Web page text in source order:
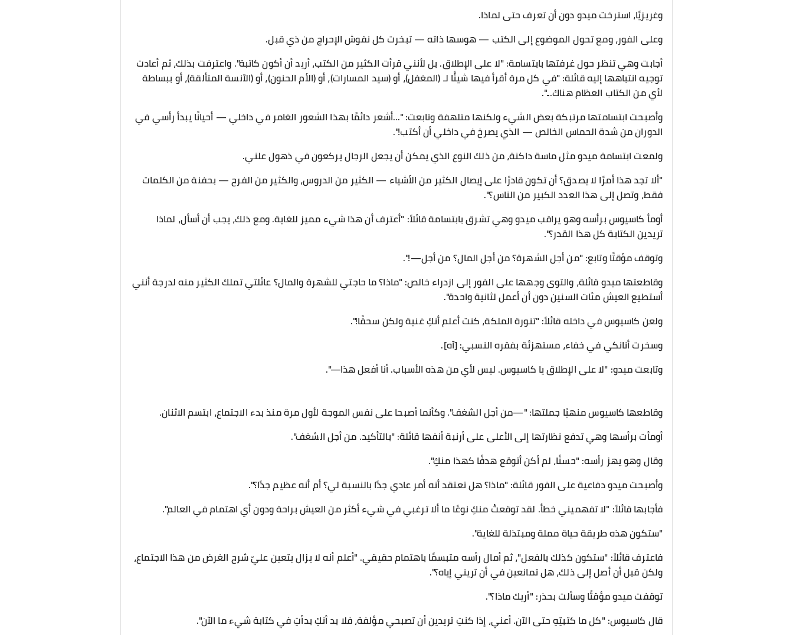
وغريزيًا، استرخت ميدو دون أن تعرف حتى لماذا.
وعلى الفور، ومع تحول الموضوع إلى الكتب — هوسها ذاته — تبخرت كل نقوش الإحراج من ذي قبل.
أجابت وهي تنظر حول غرفتها بابتسامة: "لا على الإطلاق. بل لأنني قرأت الكثير من الكتب، أريد أن أكون كاتبة". واعترفت بذلك، ثم أعادت
توجيه انتباهها إليه قائلة: "في كل مرة أقرأ فيها شيئًا لـ (المغفل)، أو (سيد المسارات)، أو (الأم الحنون)، أو (الآنسة المتألقة)، أو ببساطة
لأي من الكتاب العظام هناك...".
وأصبحت ابتسامتها مرتبكة بعض الشيء ولكنها متلهفة وتابعت: "...أشعر دائمًا بهذا الشعور الغامر في داخلي — أحيانًا يبدأ رأسي في
الدوران من شدة الحماس الخالص — الذي يصرخ في داخلي أن أكتب!".
ولمعت ابتسامة ميدو مثل ماسة داكنة، من ذلك النوع الذي يمكن أن يجعل الرجال يركعون في ذهول علني.
"ألا تجد هذا أمرًا لا يصدق؟ أن تكون قادرًا على إيصال الكثير من الأشياء — الكثير من الدروس، والكثير من الفرح — بحفنة من الكلمات
فقط، وتصل إلى هذا العدد الكبير من الناس؟".
أومأ كاسيوس برأسه وهو يراقب ميدو وهي تشرق بابتسامة قائلاً: "أعترف أن هذا شيء مميز للغاية. ومع ذلك، يجب أن أسأل، لماذا
تريدين الكتابة كل هذا القدر؟".
وتوقف مؤقتًا وتابع: "من أجل الشهرة؟ من أجل المال؟ من أجل—!".
وقاطعتها ميدو قائلة، والتوى وجهها على الفور إلى ازدراء خالص: "ماذا؟ ما حاجتي للشهرة والمال؟ عائلتي تملك الكثير منه لدرجة أنني
أستطيع العيش مئات السنين دون أن أعمل لثانية واحدة".
ولعن كاسيوس في داخله قائلاً: "تنورة الملكة، كنت أعلم أنكِ غنية ولكن سحقًا!".
وسخرت أنانكي في خفاء، مستهزئة بفقره النسبي: [آه].
وتابعت ميدو: "لا على الإطلاق يا كاسيوس. ليس لأي من هذه الأسباب. أنا أفعل هذا—".
وقاطعها كاسيوس منهيًا جملتها: "—من أجل الشغف". وكأنما أصبحا على نفس الموجة لأول مرة منذ بدء الاجتماع، ابتسم الاثنان.
أومأت برأسها وهي تدفع نظارتها إلى الأعلى على أرنبة أنفها قائلة: "بالتأكيد. من أجل الشغف".
وقال وهو يهز رأسه: "حسنًا، لم أكن أتوقع هدفًا كهذا منكِ".
وأصبحت ميدو دفاعية على الفور قائلة: "ماذا؟ هل تعتقد أنه أمر عادي جدًا بالنسبة لي؟ أم أنه عظيم جدًا؟".
فأجابها قائلاً: "لا تفهميني خطأ. لقد توقعتُ منكِ نوعًا ما ألا ترغبي في شيء أكثر من العيش براحة ودون أي اهتمام في العالم".
"ستكون هذه طريقة حياة مملة ومبتذلة للغاية".
فاعترف قائلاً: "ستكون كذلك بالفعل"، ثم أمال رأسه متبسمًا باهتمام حقيقي. "أعلم أنه لا يزال يتعين عليّ شرح الغرض من هذا الاجتماع،
ولكن قبل أن أصل إلى ذلك، هل تمانعين في أن تريني إياه؟".
توقفت ميدو مؤقتًا وسألت بحذر: "أريك ماذا؟".
قال كاسيوس: "كل ما كتبتِهِ حتى الآن. أعني، إذا كنتِ تريدين أن تصبحي مؤلفة، فلا بد أنكِ بدأتِ في كتابة شيء ما الآن".